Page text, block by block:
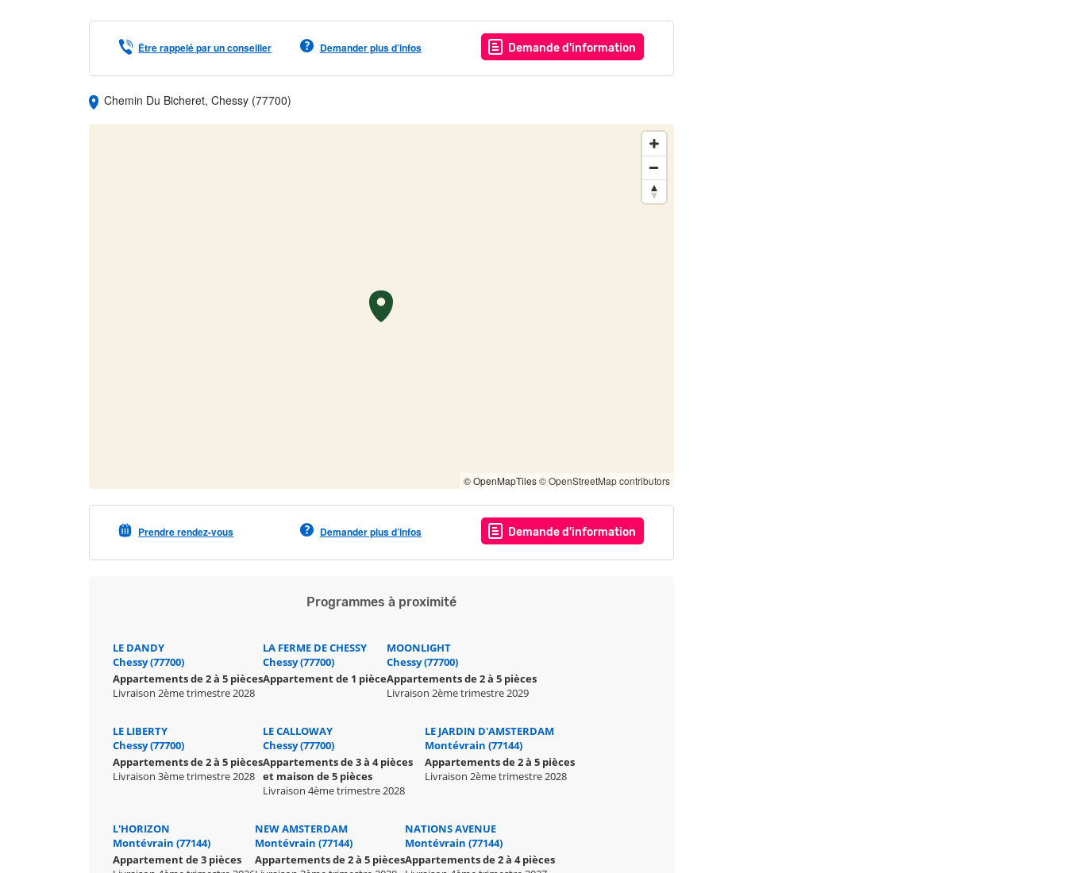
Être rappelé par un conseiller Demander plus d’infos Demande d'information
Chemin Du Bicheret, Chessy (77700)
© OpenMapTiles© OpenStreetMap contributors
Prendre rendez-vous Demander plus d’infos Demande d'information
Programmes à proximité
LE DANDY
Chessy (77700)
Appartements de 2 à 5 pièces
Livraison 2ème trimestre 2028
LA FERME DE CHESSY
Chessy (77700)
Appartement de 1 pièce
MOONLIGHT
Chessy (77700)
Appartements de 2 à 5 pièces
Livraison 2ème trimestre 2029
LE LIBERTY
Chessy (77700)
Appartements de 2 à 5 pièces
Livraison 3ème trimestre 2028
LE CALLOWAY
Chessy (77700)
Appartements de 3 à 4 pièces
et maison de 5 pièces
Livraison 4ème trimestre 2028
LE JARDIN D'AMSTERDAM
Montévrain (77144)
Appartements de 2 à 5 pièces
Livraison 2ème trimestre 2028
L'HORIZON
Montévrain (77144)
Appartement de 3 pièces
NEW AMSTERDAM
Montévrain (77144)
Appartements de 2 à 5 pièces
NATIONS AVENUE
Montévrain (77144)
Appartements de 2 à 4 pièces